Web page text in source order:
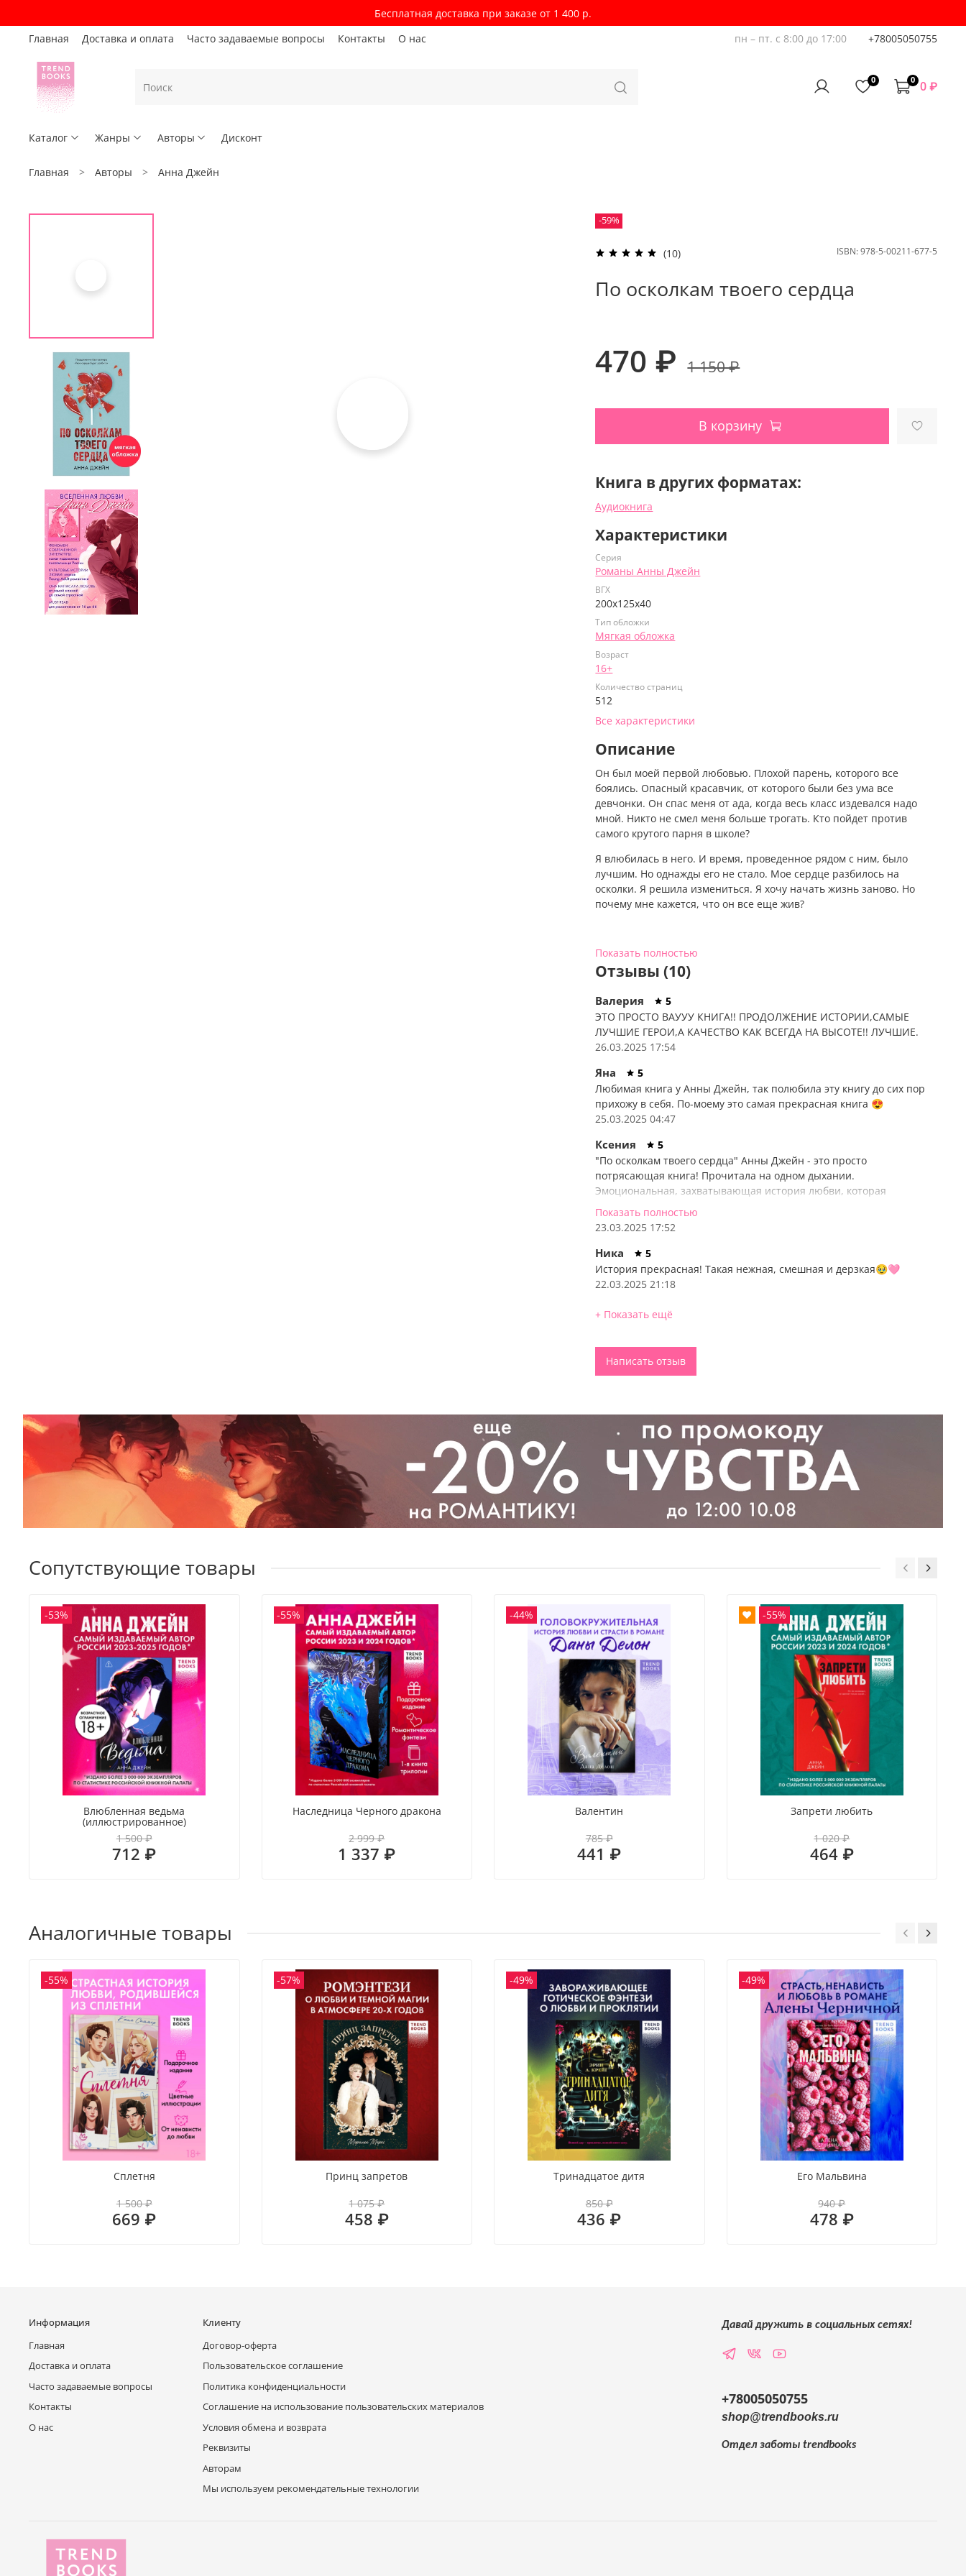
Бесплатная доставка при заказе от 1 400 р.
Главная
Доставка и оплата Часто задаваемые вопросы Контакты О нас пн – пт. с 8:00 до 17:00 +78005050755
0 0 0 ₽
Каталог Жанры Авторы Дисконт
Главная Авторы Анна Джейн
-59%
(10) ISBN:978-5-00211-677-5
По осколкам твоего сердца
470 ₽ 1 150 ₽
В корзину
Книга в других форматах:
Аудиокнига
Характеристики
Серия
Романы Анны Джейн
ВГХ
200х125х40
Тип обложки
Мягкая обложка
Возраст
16+
Количество страниц
512
Все характеристики
Описание
Он был моей первой любовью. Плохой парень, которого все
боялись. Опасный красавчик, от которого были без ума все
девчонки. Он спас меня от ада, когда весь класс издевался надо
мной. Никто не смел меня больше трогать. Кто пойдет против
самого крутого парня в школе?
Я влюбилась в него. И время, проведенное рядом с ним, было
лучшим. Но однажды его не стало. Мое сердце разбилось на
осколки. Я решила измениться. Я хочу начать жизнь заново. Но
почему мне кажется, что он все еще жив?
Показать полностью
Отзывы (10)
Валерия
5
ЭТО ПРОСТО ВАУУУ КНИГА!! ПРОДОЛЖЕНИЕ ИСТОРИИ,САМЫЕ
ЛУЧШИЕ ГЕРОИ,А КАЧЕСТВО КАК ВСЕГДА НА ВЫСОТЕ!! ЛУЧШИЕ.
26.03.2025 17:54
Яна
5
Любимая книга у Анны Джейн, так полюбила эту книгу до сих пор
прихожу в себя. По-моему это самая прекрасная книга 😍
25.03.2025 04:47
Ксения
5
"По осколкам твоего сердца" Анны Джейн - это просто
потрясающая книга! Прочитала на одном дыхании.
Эмоциональная, захватывающая история любви, которая
заставляет сопереживать героям до последней страницы. Очень
рекомендую всем, кто любит искренние и пронзительные
романы!"
Показать полностью
23.03.2025 17:52
Ника
5
История прекрасная! Такая нежная, смешная и дерзкая🥹🩷
22.03.2025 21:18
+ Показать ещё
Написать отзыв
Сопутствующие товары
-53%
Влюбленная ведьма
(иллюстрированное)
1 500 ₽
712 ₽
-55%
Наследница Черного дракона
2 999 ₽
1 337 ₽
-44%
Валентин
785 ₽
441 ₽
❤ -55%
Запрети любить
1 020 ₽
464 ₽
Аналогичные товары
-55%
Сплетня
1 500 ₽
669 ₽
-57%
Принц запретов
1 075 ₽
458 ₽
-49%
Тринадцатое дитя
850 ₽
436 ₽
-49%
Его Мальвина
940 ₽
478 ₽
Информация
Главная
Доставка и оплата
Часто задаваемые вопросы
Контакты
О нас
Клиенту
Договор-оферта
Пользовательское соглашение
Политика конфиденциальности
Соглашение на использование пользовательских материалов
Условия обмена и возврата
Реквизиты
Авторам
Мы используем рекомендательные технологии
Давай дружить в социальных сетях!
+78005050755
shop@trendbooks.ru
Отдел заботы trendbooks